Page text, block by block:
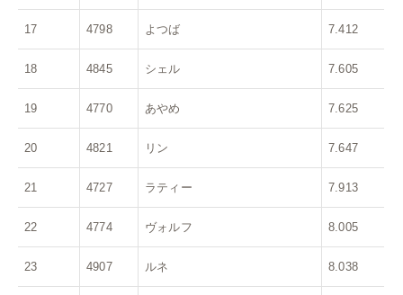
17 4798 よつば 7.412
18 4845 シェル 7.605
19 4770 あやめ 7.625
20 4821 リン 7.647
21 4727 ラティー 7.913
22 4774 ヴォルフ 8.005
23 4907 ルネ 8.038